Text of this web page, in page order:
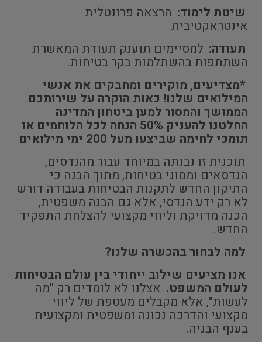
שיטת לימוד: הרצאה פרונטלית
אינטראקטיבית
תעודה: למסיימים תוענק תעודת המאשרת
השתתפות בהשתלמות בקר בטיחות.
*מצדיעים, מוקירים ומחבקים את אנשי
המילואים שלנו! כאות הוקרה על שירותכם
הממושך והמסור למען ביטחון המדינה
החלטנו להעניק 50% הנחה לכל הלוחמים או
תומכי לחימה שביצעו מעל 200 ימי מילואים
תוכנית זו נבנתה במיוחד עבור מהנדסים,
הנדסאים וממוני בטיחות, מתוך הבנה כי
התיקון החדש לתקנות הבטיחות בעבודה דורש
לא רק ידע הנדסי, אלא גם הבנה משפטית,
הכנה מדויקת וליווי מקצועי להצלחת התפקיד
החדש.
למה לבחור בהכשרה שלנו?
אנו מציעים שילוב ייחודי בין עולם הבטיחות
לעולם המשפט. אצלנו לא לומדים רק "מה
לעשות", אלא מקבלים מעטפת של ליווי
מקצועי והדרכה נכונה ומשפטית ומקצועית
בענף הבניה.